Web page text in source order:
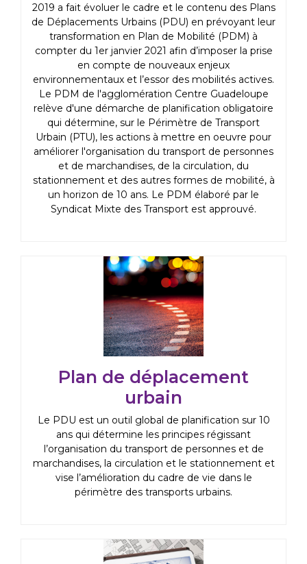
2019 a fait évoluer le cadre et le contenu des Plans
de Déplacements Urbains (PDU) en prévoyant leur
transformation en Plan de Mobilité (PDM) à
compter du 1er janvier 2021 afin d’imposer la prise
en compte de nouveaux enjeux
environnementaux et l’essor des mobilités actives.
Le PDM de l'agglomération Centre Guadeloupe
relève d'une démarche de planification obligatoire
qui détermine, sur le Périmètre de Transport
Urbain (PTU), les actions à mettre en oeuvre pour
améliorer l'organisation du transport de personnes
et de marchandises, de la circulation, du
stationnement et des autres formes de mobilité, à
un horizon de 10 ans. Le PDM élaboré par le
Syndicat Mixte des Transport est approuvé.
Plan de déplacement
urbain
Le PDU est un outil global de planification sur 10
ans qui détermine les principes régissant
l’organisation du transport de personnes et de
marchandises, la circulation et le stationnement et
vise l’amélioration du cadre de vie dans le
périmètre des transports urbains.